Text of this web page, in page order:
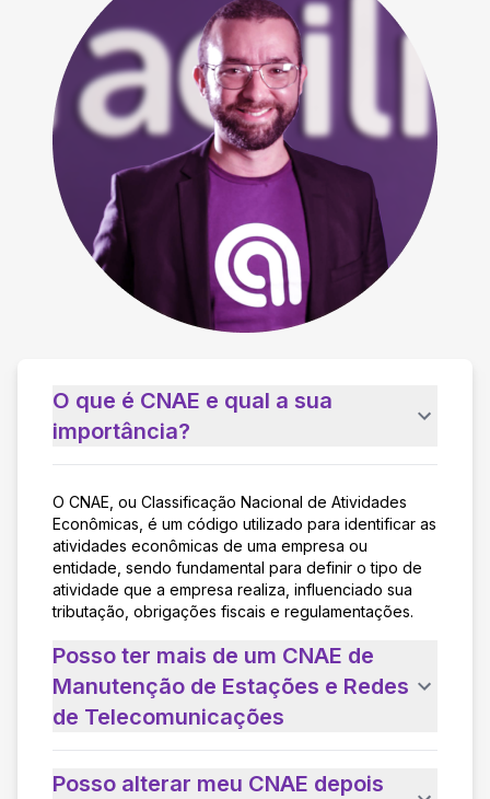
O que é CNAE e qual a sua
importância?
O CNAE, ou Classificação Nacional de Atividades
Econômicas, é um código utilizado para identificar as
atividades econômicas de uma empresa ou
entidade, sendo fundamental para definir o tipo de
atividade que a empresa realiza, influenciado sua
tributação, obrigações fiscais e regulamentações.
Posso ter mais de um CNAE de
Manutenção de Estações e Redes
de Telecomunicações
Posso alterar meu CNAE depois